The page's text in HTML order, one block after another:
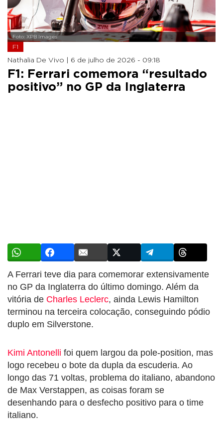
Foto: XPB Images
F1
Nathalia De Vivo | 6 de julho de 2026 - 09:18
F1: Ferrari comemora “resultado
positivo” no GP da Inglaterra
A Ferrari teve dia para comemorar extensivamente
no GP da Inglaterra do último domingo. Além da
vitória de Charles Leclerc, ainda Lewis Hamilton
terminou na terceira colocação, conseguindo pódio
duplo em Silverstone.
Kimi Antonelli foi quem largou da pole-position, mas
logo recebeu o bote da dupla da escuderia. Ao
longo das 71 voltas, problema do italiano, abandono
de Max Verstappen, as coisas foram se
desenhando para o desfecho positivo para o time
italiano.